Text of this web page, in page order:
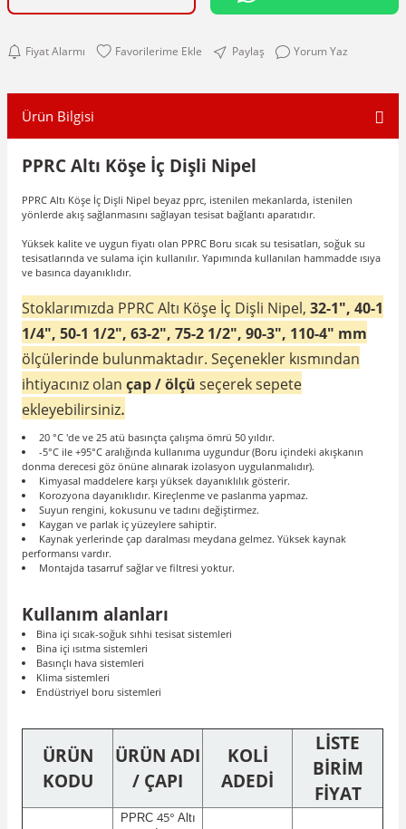
Fiyat Alarmı Paylaş Yorum Yaz
Ürün Bilgisi
PPRC Altı Köşe İç Dişli Nipel
PPRC Altı Köşe İç Dişli Nipel beyaz pprc, istenilen mekanlarda, istenilen
yönlerde akış sağlanmasını sağlayan tesisat bağlantı aparatıdır.
Yüksek kalite ve uygun fiyatı olan PPRC Boru sıcak su tesisatları, soğuk su
tesisatlarında ve sulama için kullanılır. Yapımında kullanılan hammadde ısıya
ve basınca dayanıklıdır.
Stoklarımızda PPRCAltı Köşe İç Dişli Nipel, 32-1", 40-1
1/4", 50-1 1/2", 63-2", 75-2 1/2", 90-3", 110-4" mm
ölçülerinde bulunmaktadır. Seçenekler kısmından
ihtiyacınız olan çap / ölçü seçerek sepete
ekleyebilirsiniz.
20 °C 'de ve 25 atü basınçta çalışma ömrü 50 yıldır.
-5°C ile +95°C aralığında kullanıma uygundur (Boru içindeki akışkanın
donma derecesi göz önüne alınarak izolasyon uygulanmalıdır).
Kimyasal maddelere karşı yüksek dayanıklılık gösterir.
Korozyona dayanıklıdır. Kireçlenme ve paslanma yapmaz.
Suyun rengini, kokusunu ve tadını değiştirmez.
Kaygan ve parlak iç yüzeylere sahiptir.
Kaynak yerlerinde çap daralması meydana gelmez. Yüksek kaynak
performansı vardır.
Montajda tasarruf sağlar ve filtresi yoktur.
Kullanım alanları
Bina içi sıcak-soğuk sıhhi tesisat sistemleri
Bina içi ısıtma sistemleri
Basınçlı hava sistemleri
Klima sistemleri
Endüstriyel boru sistemleri
ÜRÜN
KODU
ÜRÜN ADI
/ ÇAPI
KOLİ
ADEDİ
LİSTE
BİRİM
FİYAT
PPRC 45° Altı